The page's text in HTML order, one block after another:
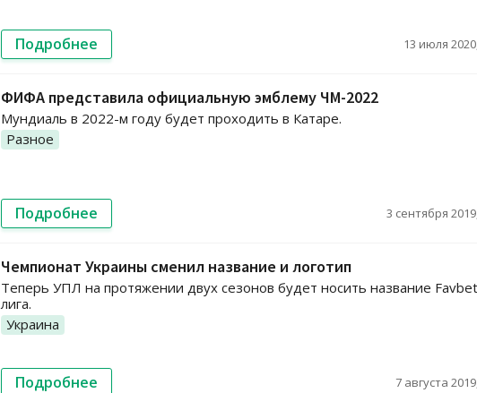
Подробнее 13 июля
ФИФА представила официальную эмблему ЧМ-2022
Мундиаль в 2022-м году будет проходить в Катаре.
Разное
Подробнее 3 сентября
Чемпионат Украины сменил название и логотип
Теперь УПЛ на протяжении двух сезонов будет носить название Favbet
лига.
Украина
Подробнее 7 августа